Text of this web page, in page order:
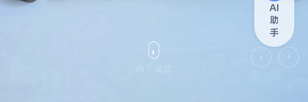
AI
助
手